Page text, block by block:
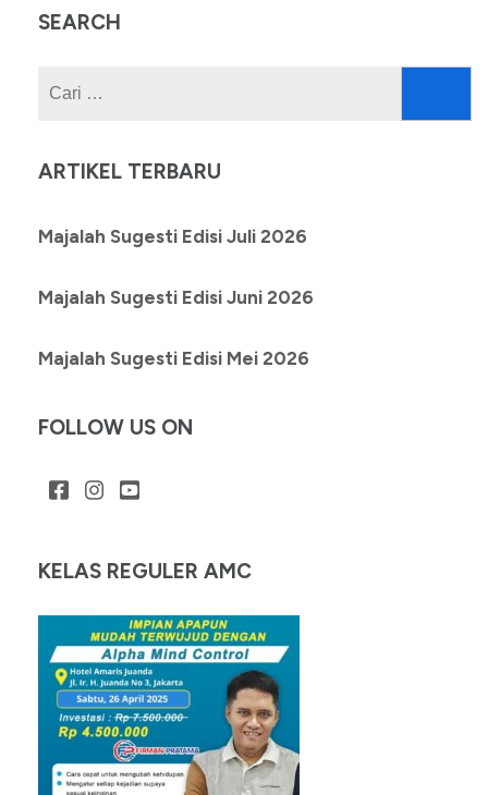
SEARCH
ARTIKEL TERBARU
Majalah Sugesti Edisi Juli 2026
Majalah Sugesti Edisi Juni 2026
Majalah Sugesti Edisi Mei 2026
FOLLOW US ON
KELAS REGULER AMC